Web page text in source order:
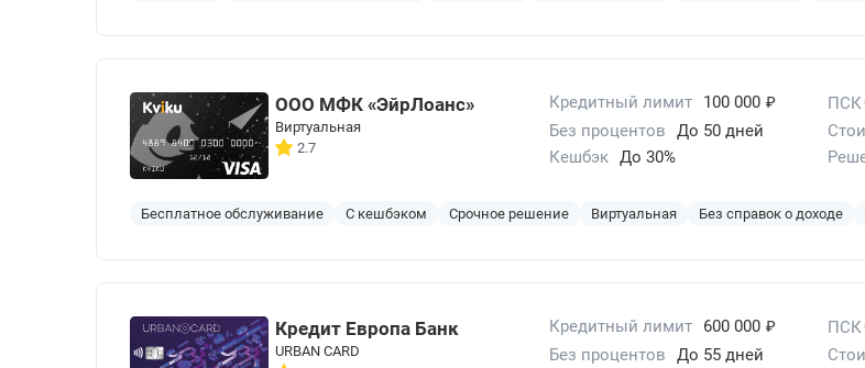
ООО МФК «ЭйрЛоанс»
Виртуальная
2.7
Кредитный лимит 100 000 ₽ ПСК
Без процентов
До 50 дней
Кешбэк До 30%
Бесплатное обслуживание С кешбэком Срочное решение Виртуальная Без справок о доходе
Кредит Европа Банк
URBAN CARD
Кредитный лимит 600 000 ₽ ПСК
Без процентов
До 55 дней